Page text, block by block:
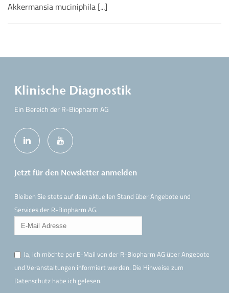
Akkermansia muciniphila [...]
Klinische Diagnostik
Ein Bereich der R-Biopharm AG
Jetzt für den Newsletter anmelden
Bleiben Sie stets auf dem aktuellen Stand über Angebote und
Services der R-Biopharm AG.
Ja, ich möchte per E-Mail von der R-Biopharm AG über Angebote
und Veranstaltungen informiert werden. Die Hinweisezum
Datenschutz habe ich gelesen.